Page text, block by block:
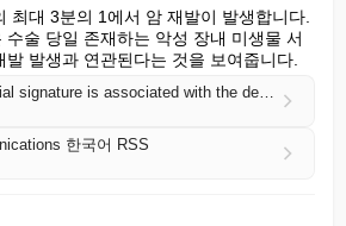
최대 3분의 1에서 암 재발이 발생합니다.
수술 당일 존재하는 악성 장내 미생물 서
발생과 연관된다는 것을 보여줍니다.
A virulent bacterial signature is associated with the development of recurrence following colorectal cancer surgery
한국어 RSS